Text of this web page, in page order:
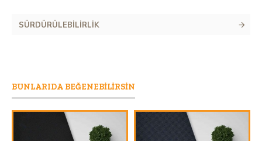
SÜRDÜRÜLEBILIRLIK
BUNLARIDA BEĞENEBILIRSIN